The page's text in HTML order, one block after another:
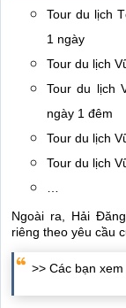
Tour du lịch
1 ngày
Tour du lịch
Tour du lịch
ngày 1 đêm
Tour du lịch
Tour du lịch
Ngoài ra, Hải
riêng theo yêu cầu
>> Các bạn xem